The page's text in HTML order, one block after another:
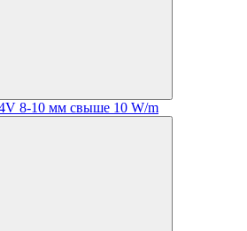
8-10 мм свыше 10 W/m